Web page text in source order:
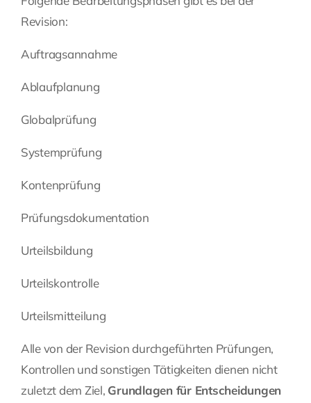
Revision:
Auftragsannahme
Ablaufplanung
Globalprüfung
Systemprüfung
Kontenprüfung
Prüfungsdokumentation
Urteilsbildung
Urteilskontrolle
Urteilsmitteilung
Alle von der Revision durchgeführten Prüfungen,
Kontrollen und sonstigen Tätigkeiten dienen nicht
zuletzt dem Ziel, Grundlagen für Entscheidungen